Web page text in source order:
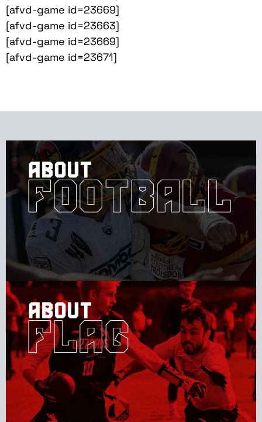
[afvd-game id=23669]
[afvd-game id=23663]
[afvd-game id=23669]
[afvd-game id=23671]